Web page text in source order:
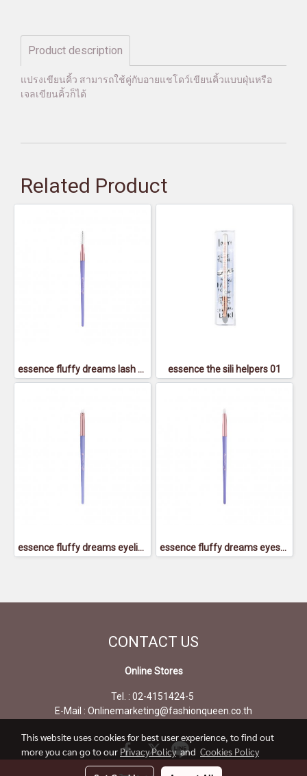
Product description
แปรงเขียนคิ้ว สามารถใช้คู่กับอายแชโดว์เขียนคิ้วแบบฝุ่นหรือ
เจลเขียนคิ้วก็ได้
Related Product
essence fluffy dreams lash & brow spoolie - เอสเซนส์ ฟลัฟฟี่ย์ ดรีมส์ แลช แอนด์ โบรว์ สพูล essence the sili helpers 01
essence fluffy dreams eyeliner brush - เอสเซนส์ ฟลัฟฟี่ย์ ดรีมส์ อายไลเนอร์ บรัช essence fluffy dreams eyeshadow smudger brush - เอสเซนส์ ฟลัฟฟี่ย์ ดรีมส์ อายแชโดว์ สมัดเจอร์ บรัช
CONTACT US
Online Stores
Tel. : 02-4151424-5
E-Mail : Onlinemarketing@fashionqueen.co.th
This website uses cookies for best user experience, to find out
more you can go to our Privacy Policyand Cookies Policy